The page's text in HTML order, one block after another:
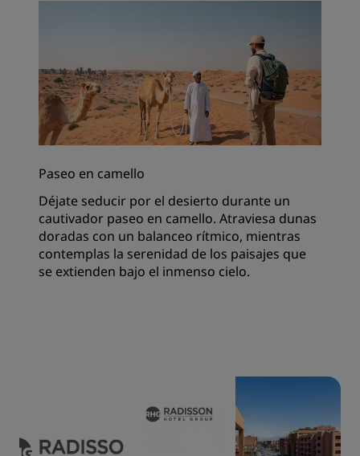
Paseo en camello
Déjate seducir por el desierto durante un
cautivador paseo en camello. Atraviesa dunas
doradas con un balanceo rítmico, mientras
contemplas la serenidad de los paisajes que
se extienden bajo el inmenso cielo.